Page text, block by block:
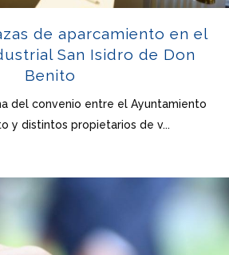
de aparcamiento en el
San Isidro de Don
Benito
del convenio entre el Ayuntamiento
y distintos propietarios de v...